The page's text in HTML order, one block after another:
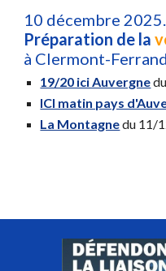
10 décembre 2025.
Préparation de la
à Clermont-
19/20 ici Auvergne
ICI matin pays
La Montagnedu 11/